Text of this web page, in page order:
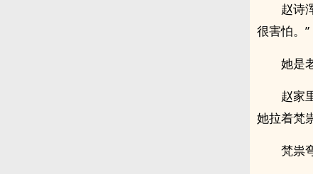
赵诗
很害怕。”
她是
赵家
她拉着梵
梵祟